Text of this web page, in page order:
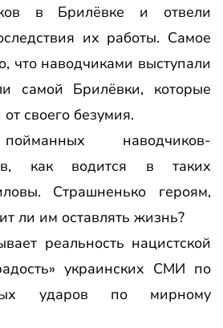
в Брилёвке и отвели
их работы. Самое
что наводчиками выступали
самой Брилёвки, которые
своего безумия.
наводчиков-
как водится в таких
Страшненько героям,
ли им оставлять жизнь?
реальность нацистской
украинских СМИ по
ударов по мирному